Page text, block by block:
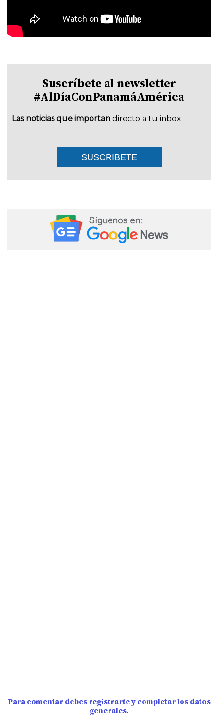
Suscríbete al newsletter
#AlDíaConPanamáAmérica
Las noticias que importan directo a tu inbox
SUSCRIBETE
Para comentar debes registrarte y completar los datos
generales.